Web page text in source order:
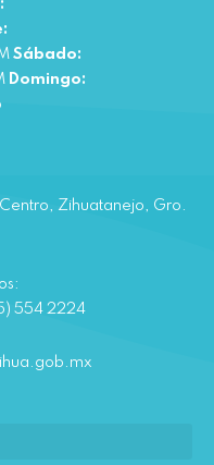
Sábado:
Domingo:
Zihuatanejo, Gro.
554 2224